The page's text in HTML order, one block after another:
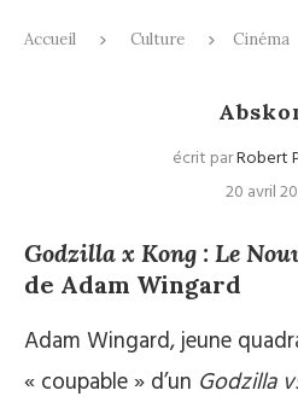
Accueil Culture Cinéma
écrit parRobert
20 avril
Godzilla x Kong : Le
de Adam Wingard
Adam Wingard, jeune
« coupable » d’un Godzilla